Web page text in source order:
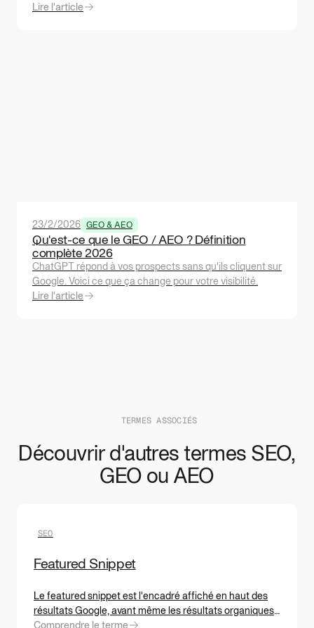
Lire l'article
23/2/2026 GEO & AEO
Qu'est-ce que le GEO / AEO ? Définition
complète 2026
ChatGPT répond à vos prospects sans qu'ils cliquent sur
Google. Voici ce que ça change pour votre visibilité.
Lire l'article
TERMES ASSOCIÉS
Découvrir d'autres termes SEO,
GEO ou AEO
SEO
Featured Snippet
Le featured snippet est l'encadré affiché en haut des
résultats Google, avant même les résultats organiques
classiques, ce qu'on appelle la position zéro. Mais en
Comprendre le terme